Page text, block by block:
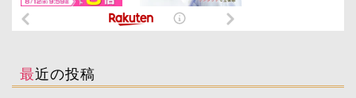
最近の投稿